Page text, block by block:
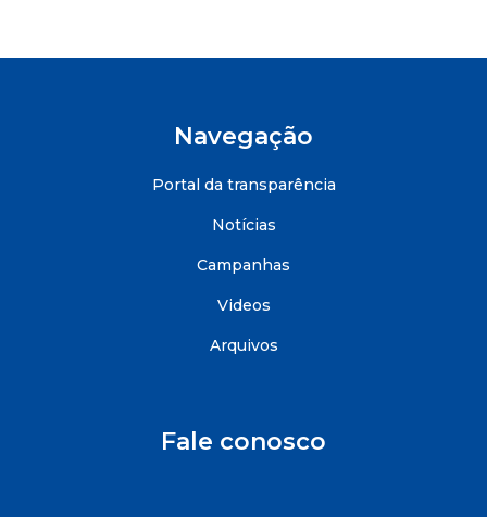
Navegação
Portal da transparência
Notícias
Campanhas
Videos
Arquivos
Fale conosco